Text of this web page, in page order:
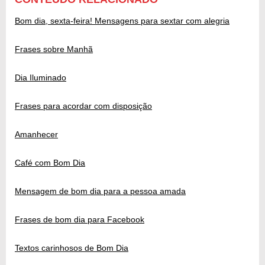
Bom dia, sexta-feira! Mensagens para sextar com alegria
Frases sobre Manhã
Dia Iluminado
Frases para acordar com disposição
Amanhecer
Café com Bom Dia
Mensagem de bom dia para a pessoa amada
Frases de bom dia para Facebook
Textos carinhosos de Bom Dia